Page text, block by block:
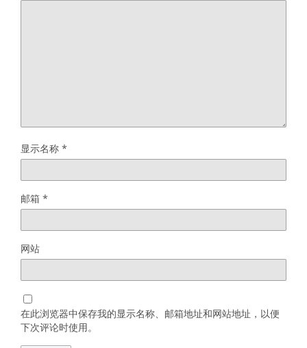
显示名称 *
邮箱 *
网站
在此浏览器中保存我的显示名称、邮箱地址和网站地址，以便
下次评论时使用。